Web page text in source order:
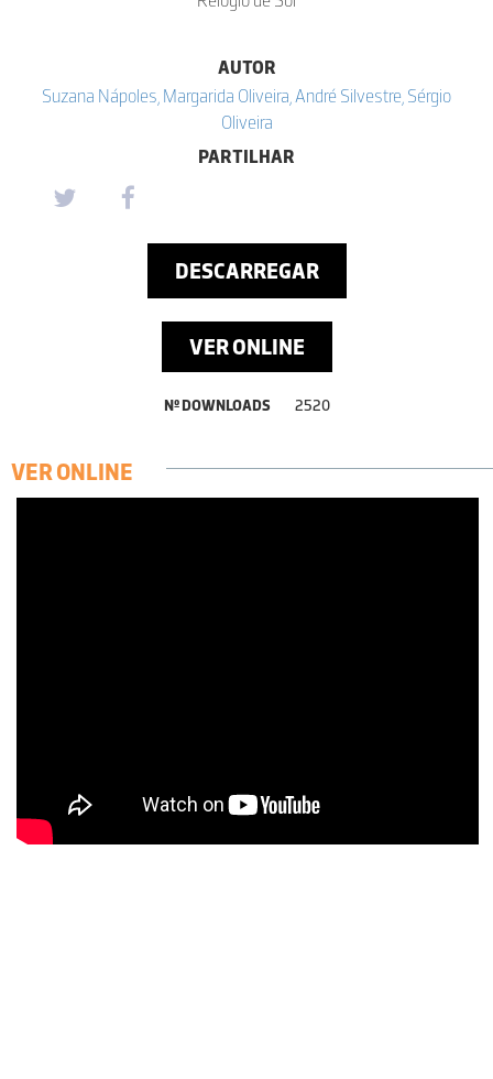
AUTOR
Suzana Nápoles, Margarida Oliveira, André Silvestre, Sérgio
Oliveira
PARTILHAR
DESCARREGAR
VER ONLINE
Nº DOWNLOADS 2520
VER ONLINE